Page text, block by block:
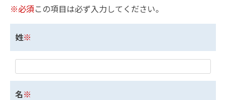
※必須 この項目は必ず入力してください。
姓※
名 ※